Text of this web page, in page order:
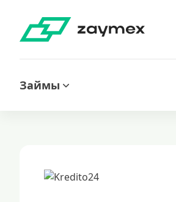
Займы